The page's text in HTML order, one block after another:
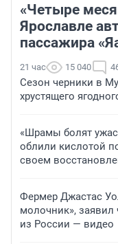
«Четыре
Ярославле
пассажира
21 час 15 040
Сезон черники в
хрустящего
«Шрамы болят
облили кислотой
своем
Фермер Джастас
молочник»,
из России — видео